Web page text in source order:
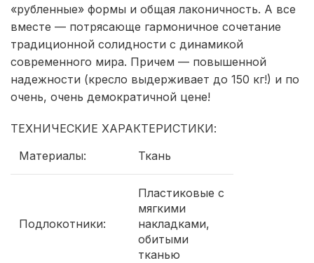
«рубленные» формы и общая лаконичность. А все
вместе — потрясающе гармоничное сочетание
традиционной солидности с динамикой
современного мира. Причем — повышенной
надежности (кресло выдерживает до 150 кг!) и по
очень, очень демократичной цене!
ТЕХНИЧЕСКИЕ ХАРАКТЕРИСТИКИ:
Материалы:
Ткань
Подлокотники:
Пластиковые с
мягкими
накладками,
обитыми
тканью